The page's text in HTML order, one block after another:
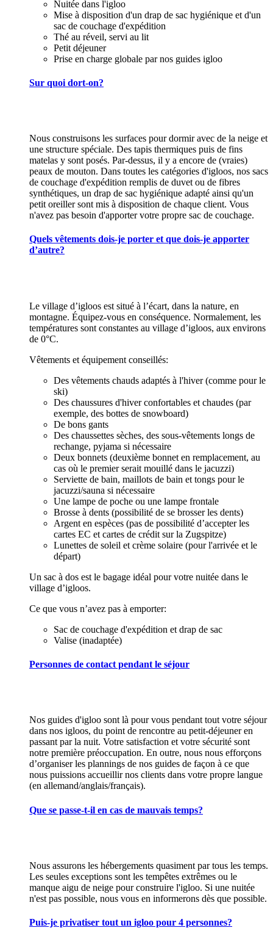
Nuitée dans l'igloo
Mise à disposition d'un drap de sac hygiénique et d'un
sac de couchage d'expédition
Thé au réveil, servi au lit
Petit déjeuner
Prise en charge globale par nos guides igloo
Sur quoi dort-on?
Nous construisons les surfaces pour dormir avec de la neige et
une structure spéciale. Des tapis thermiques puis de fins
matelas y sont posés. Par-dessus, il y a encore de (vraies)
peaux de mouton. Dans toutes les catégories d'igloos, nos sacs
de couchage d'expédition remplis de duvet ou de fibres
synthétiques, un drap de sac hygiénique adapté ainsi qu'un
petit oreiller sont mis à disposition de chaque client. Vous
n'avez pas besoin d'apporter votre propre sac de couchage.
Quels vêtements dois-je porter et que dois-je apporter
d’autre?
Le village d’igloos est situé à l’écart, dans la nature, en
montagne. Équipez-vous en conséquence. Normalement, les
températures sont constantes au village d’igloos, aux environs
de 0°C.
Vêtements et équipement conseillés:
Des vêtements chauds adaptés à l'hiver (comme pour le
ski)
Des chaussures d'hiver confortables et chaudes (par
exemple, des bottes de snowboard)
De bons gants
Des chaussettes sèches, des sous-vêtements longs de
rechange, pyjama si nécessaire
Deux bonnets (deuxième bonnet en remplacement, au
cas où le premier serait mouillé dans le jacuzzi)
Serviette de bain, maillots de bain et tongs pour le
jacuzzi/sauna si nécessaire
Une lampe de poche ou une lampe frontale
Brosse à dents (possibilité de se brosser les dents)
Argent en espèces (pas de possibilité d’accepter les
cartes EC et cartes de crédit sur la Zugspitze)
Lunettes de soleil et crème solaire (pour l'arrivée et le
départ)
Un sac à dos est le bagage idéal pour votre nuitée dans le
village d’igloos.
Ce que vous n’avez pas à emporter:
Sac de couchage d'expédition et drap de sac
Valise (inadaptée)
Personnes de contact pendant le séjour
Nos guides d'igloo sont là pour vous pendant tout votre séjour
dans nos igloos, du point de rencontre au petit-déjeuner en
passant par la nuit. Votre satisfaction et votre sécurité sont
notre première préoccupation. En outre, nous nous efforçons
d’organiser les plannings de nos guides de façon à ce que
nous puissions accueillir nos clients dans votre propre langue
(en allemand/anglais/français).
Que se passe-t-il en cas de mauvais temps?
Nous assurons les hébergements quasiment par tous les temps.
Les seules exceptions sont les tempêtes extrêmes ou le
manque aigu de neige pour construire l'igloo. Si une nuitée
n'est pas possible, nous vous en informerons dès que possible.
Puis-je privatiser tout un igloo pour 4 personnes?